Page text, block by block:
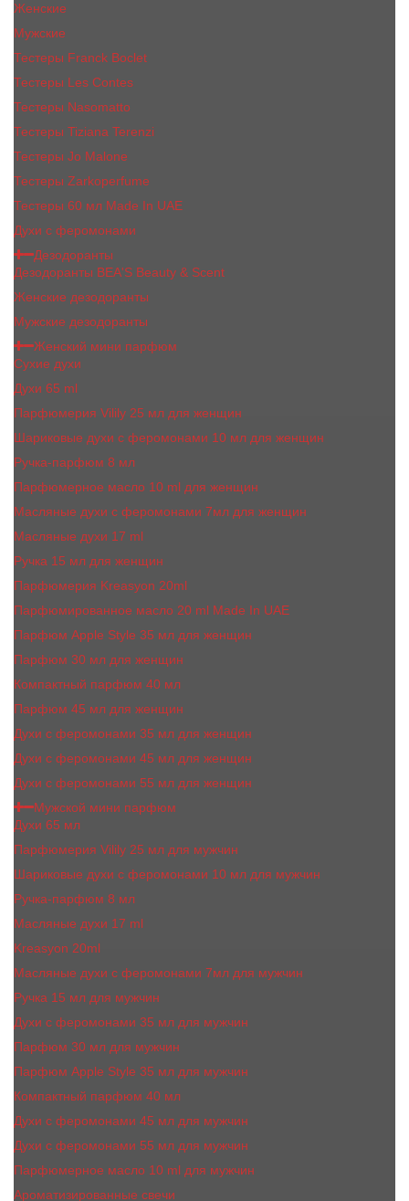
Женские
Мужские
Тестеры Franck Boclet
Тестеры Les Contes
Тестеры Nasomatto
Тестеры Tiziana Terenzi
Тестеры Jо Malоnе
Тестеры Zarkoperfume
Тестеры 60 мл Made In UAE
Духи с феромонами
Дезодоранты
Дезодоранты BEA'S Beauty & Scent
Женские дезодоранты
Мужские дезодоранты
Женский мини парфюм
Сухие духи
Духи 65 ml
Парфюмерия Vilily 25 мл для женщин
Шариковые духи с феромонами 10 мл для женщин
Ручка-парфюм 8 мл
Парфюмерное масло 10 ml для женщин
Масляные духи c феромонами 7мл для женщин
Масляные духи 17 ml
Ручка 15 мл для женщин
Парфюмерия Kreasyon 20ml
Парфюмированное масло 20 ml Made In UAE
Парфюм Apple Style 35 мл для женщин
Парфюм 30 мл для женщин
Компактный парфюм 40 мл
Парфюм 45 мл для женщин
Духи с феромонами 35 мл для женщин
Духи с феромонами 45 мл для женщин
Духи с феромонами 55 мл для женщин
Мужской мини парфюм
Духи 65 мл
Парфюмерия Vilily 25 мл для мужчин
Шариковые духи с феромонами 10 мл для мужчин
Ручка-парфюм 8 мл
Масляные духи 17 ml
Kreasyon 20ml
Масляные духи c феромонами 7мл для мужчин
Ручка 15 мл для мужчин
Духи с феромонами 35 мл для мужчин
Парфюм 30 мл для мужчин
Парфюм Apple Style 35 мл для мужчин
Компактный парфюм 40 мл
Духи с феромонами 45 мл для мужчин
Духи с феромонами 55 мл для мужчин
Парфюмерное масло 10 ml для мужчин
Ароматизированные свечи